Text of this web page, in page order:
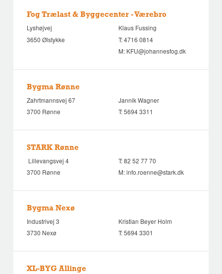
Fog Trælast & Byggecenter - Værebro
Lyshøjvej
3650 Ølstykke
Klaus Fussing
T:4716 0814
M: KFU@johannesfog.dk
Bygma Rønne
Zahrtmannsvej 67
3700 Rønne
Jannik Wagner
T:5694 3311
STARK Rønne
Lillevangsvej 4
3700 Rønne
T:82 52 77 70
M:info.roenne@stark.dk
Bygma Nexø
Industrivej 3
3730 Nexø
Kristian Beyer Holm
T:5694 3301
XL-BYG Allinge